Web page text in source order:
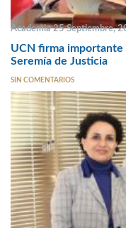
Academia 25 Septiembre,
UCN firma importante
Seremía de Justicia
SIN COMENTARIOS